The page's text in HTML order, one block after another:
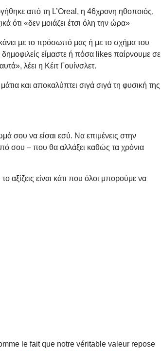
από τη L’Oreal, η 46χρονη ηθοποιός,
ότι «δεν μοιάζει έτσι όλη την ώρα»
κάνει με το πρόσωπό μας ή με το σχήμα του
είμαστε ή πόσα likes παίρνουμε σε
λέει η Κέιτ Γουίνσλετ.
και αποκαλύπτει σιγά σιγά τη φυσική της
σου να είσαι εσύ. Να επιμένεις στην
σου – που θα αλλάξει καθώς τα χρόνια
αξίζεις είναι κάτι που όλοι μπορούμε να
le fait que notre véritable valeur repose